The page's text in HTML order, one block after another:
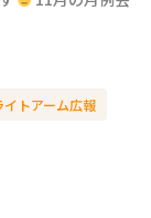
イトアーム広報